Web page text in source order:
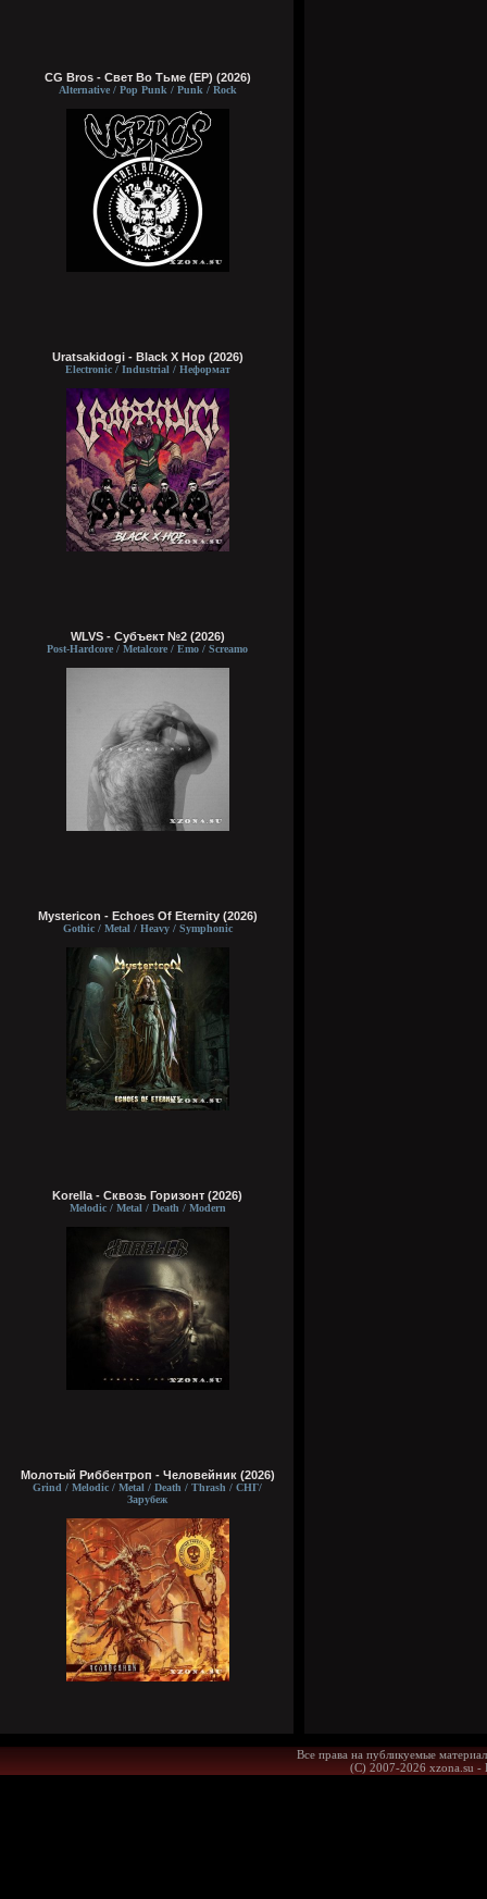
CG Bros - Свет Во Тьме (EP) (2026)
Alternative / Pop Punk / Punk / Rock
Uratsakidogi - Black X Hop (2026)
Electronic / Industrial / Неформат
WLVS - Субъект №2 (2026)
Post-Hardcore / Metalcore / Emo / Screamo
Mystericon - Echoes Of Eternity (2026)
Gothic / Metal / Heavy / Symphonic
Korella - Сквозь Горизонт (2026)
Melodic / Metal / Death / Modern
Молотый Риббентроп - Человейник (2026)
Grind / Melodic / Metal / Death / Thrash / СНГ/
Зарубеж
Все права на публикуемые
(С) 2007-2026 xzona.su -